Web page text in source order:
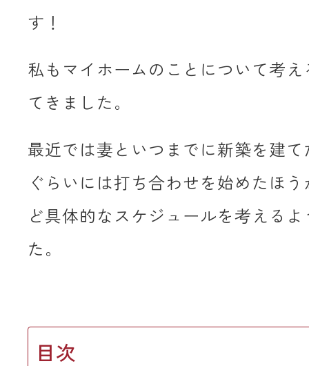
す！
私もマイホームのことについて考
てきました。
最近では妻といつまでに新築を建
ぐらいには打ち合わせを始めたほ
ど具体的なスケジュールを考える
た。
目次